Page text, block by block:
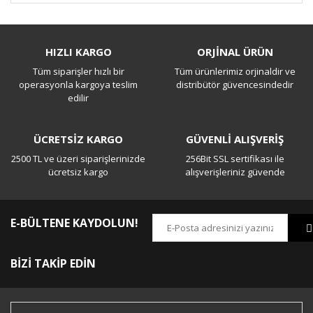
Yorum Yaz
HIZLI KARGO
Tüm siparişler hızlı bir
operasyonla kargoya teslim
edilir
ORJİNAL ÜRÜN
Tüm ürünlerimiz orjinaldir ve
distribütör güvencesindedir
ÜCRETSİZ KARGO
2500 TL ve üzeri siparişlerinizde
ücretsiz kargo
GÜVENLİ ALIŞVERİŞ
256Bit SSL sertifikası ile
alışverişleriniz güvende
E-BÜLTENE KAYDOLUN!
BİZİ TAKİP EDİN